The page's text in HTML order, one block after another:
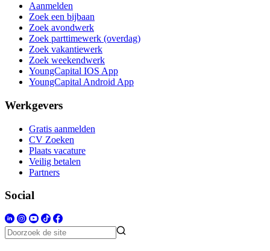
Aanmelden
Zoek een bijbaan
Zoek avondwerk
Zoek parttimewerk (overdag)
Zoek vakantiewerk
Zoek weekendwerk
YoungCapital IOS App
YoungCapital Android App
Werkgevers
Gratis aanmelden
CV Zoeken
Plaats vacature
Veilig betalen
Partners
Social